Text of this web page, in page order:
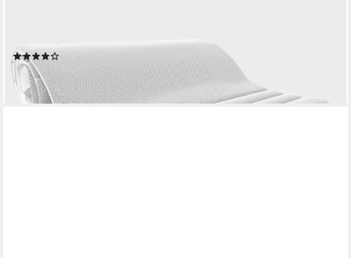
(16)
ab 109,00 €
lieferbar - in 5-6 Werktagen bei dir